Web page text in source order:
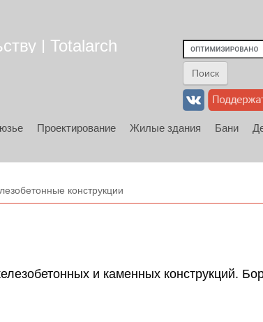
| Totalarch
Проектирование Жилые здания Бани
конструкции
и каменных конструкций.